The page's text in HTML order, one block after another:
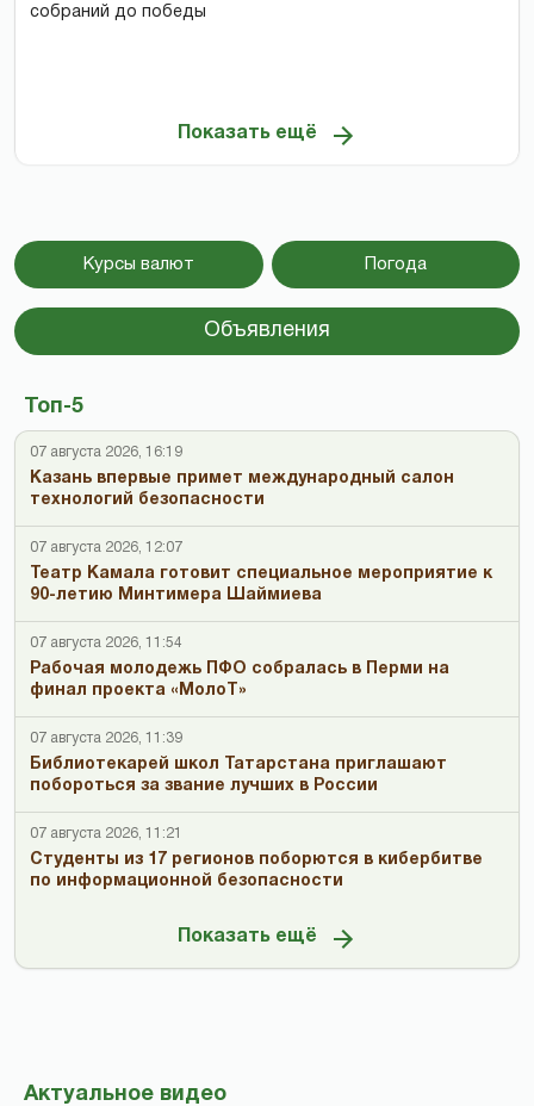
собраний до победы
Показать ещё
Курсы валют Погода
Объявления
Топ-5
07 августа 2026, 16:19
Казань впервые примет международный салон
технологий безопасности
07 августа 2026, 12:07
Театр Камала готовит специальное мероприятие к
90-летию Минтимера Шаймиева
07 августа 2026, 11:54
Рабочая молодежь ПФО собралась в Перми на
финал проекта «МолоТ»
07 августа 2026, 11:39
Библиотекарей школ Татарстана приглашают
побороться за звание лучших в России
07 августа 2026, 11:21
Студенты из 17 регионов поборются в кибербитве
по информационной безопасности
Показать ещё
Актуальное видео